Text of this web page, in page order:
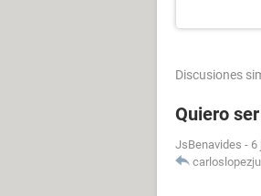
Discusiones
Quiero
JsBenavides - 6